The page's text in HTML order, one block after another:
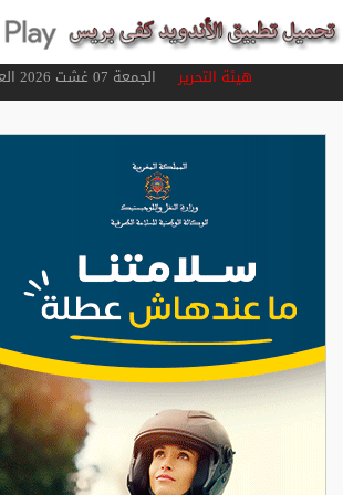
هيئة التحريرالجمعة 07 غشت 2026 العدد : 5491